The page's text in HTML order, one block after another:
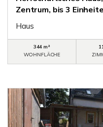
Zentrum, bis 3
Haus
344 m²
WOHNFLÄCHE